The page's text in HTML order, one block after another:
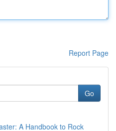
Report Page
Go
A Handbook to Rock